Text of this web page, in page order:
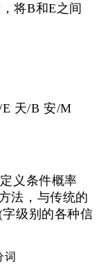
将B和E之间
天/B 安/M
义条件概率
法， 与传统的
级别的各种信